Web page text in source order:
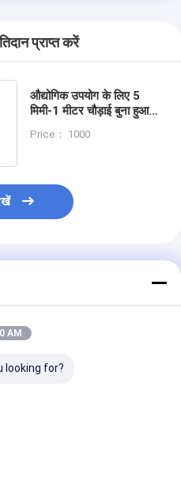
प्राप्त करें
औद्योगिक उपयोग के लिए 5
मिमी-1 मीटर चौड़ाई बुना हुआ
Price： 1000
AM
looking for?